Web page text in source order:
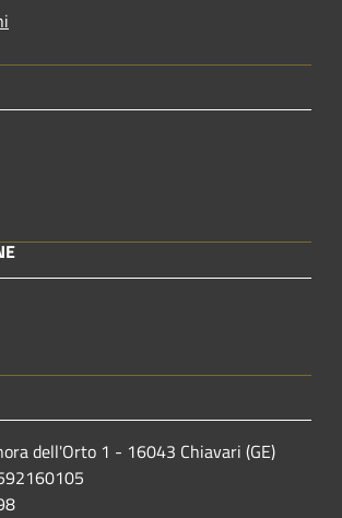
dell'Orto 1 - 16043 Chiavari (GE)